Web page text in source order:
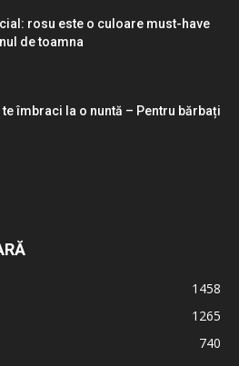
rosu este o culoare must-have
de toamna
te îmbraci la o nuntă – Pentru bărbați
1458
1265
740